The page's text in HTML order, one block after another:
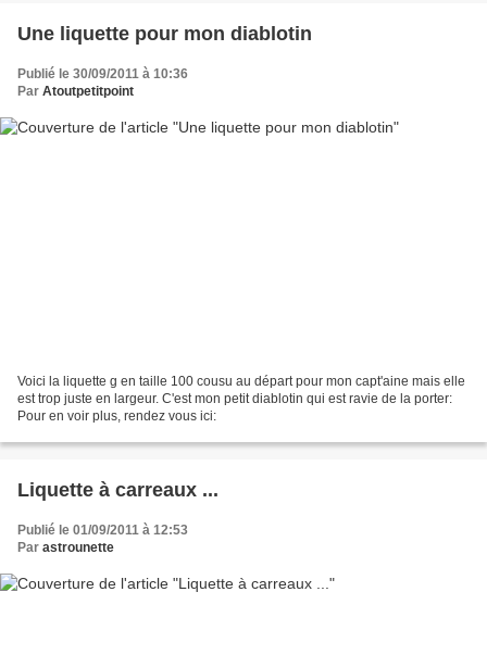
Une liquette pour mon diablotin
Publié le 30/09/2011 à 10:36
Par Atoutpetitpoint
Voici la liquette g en taille 100 cousu au départ pour mon capt'aine mais elle
est trop juste en largeur. C'est mon petit diablotin qui est ravie de la porter:
Pour en voir plus, rendez vous ici:
Liquette à carreaux ...
Publié le 01/09/2011 à 12:53
Par astrounette